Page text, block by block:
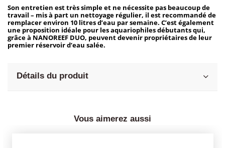
Son entretien est très simple et ne nécessite pas beaucoup de
travail – mis à part un nettoyage régulier, il est recommandé de
remplacer environ 10 litres d’eau par semaine. C’est également
une proposition idéale pour les aquariophiles débutants qui,
grâce à NANOREEF DUO, peuvent devenir propriétaires de leur
premier réservoir d’eau salée.
Détails du produit
Vous aimerez aussi